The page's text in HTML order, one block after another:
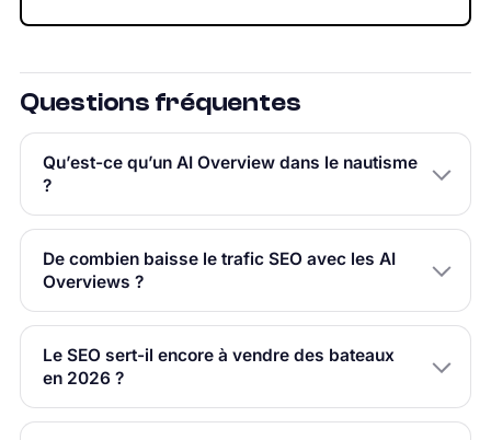
Questions fréquentes
Qu’est-ce qu’un AI Overview dans le nautisme
?
De combien baisse le trafic SEO avec les AI
Overviews ?
Le SEO sert-il encore à vendre des bateaux
en 2026 ?